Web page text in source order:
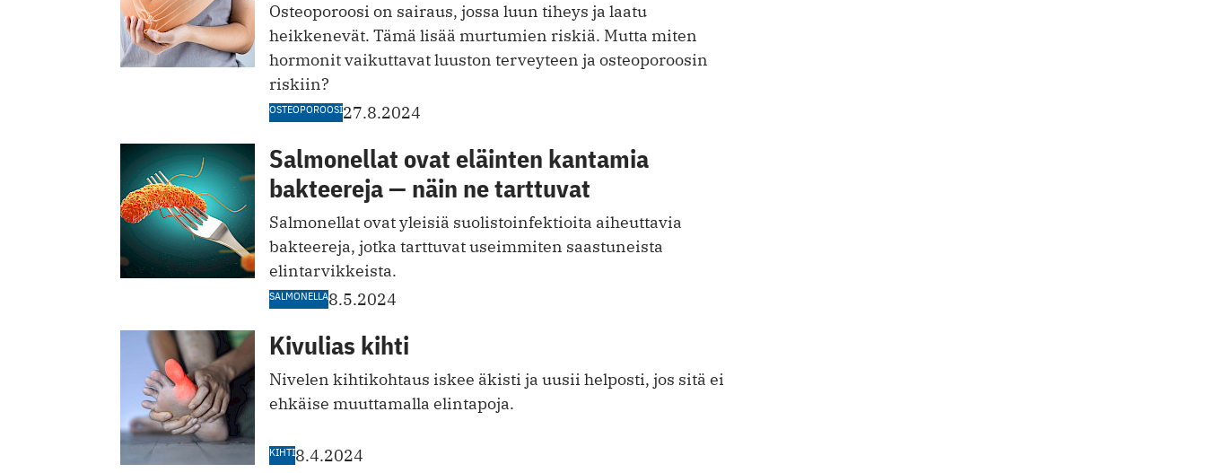
Osteoporoosi on sairaus, jossa luun tiheys ja laatu
heikkenevät. Tämä lisää murtumien riskiä. Mutta miten
hormonit vaikuttavat luuston terveyteen ja osteoporoosin
riskiin?
OSTEOPOROOSI27.8.2024
Salmonellat ovat eläinten kantamia
bakteereja — näin ne tarttuvat
Salmonellat ovat yleisiä suolistoinfektioita aiheuttavia
bakteereja, jotka tarttuvat useimmiten saastuneista
elintarvikkeista.
SALMONELLA8.5.2024
Kivulias kihti
Nivelen kihtikohtaus iskee äkisti ja uusii helposti, jos sitä ei
ehkäise muuttamalla elintapoja.
KIHTI8.4.2024